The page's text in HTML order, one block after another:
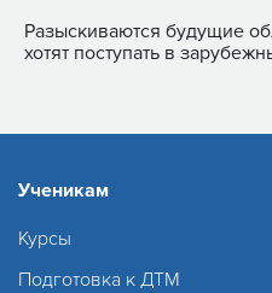
Разыскиваются будущие
хотят поступать в
Ученикам
Курсы
Подготовка к ДТМ